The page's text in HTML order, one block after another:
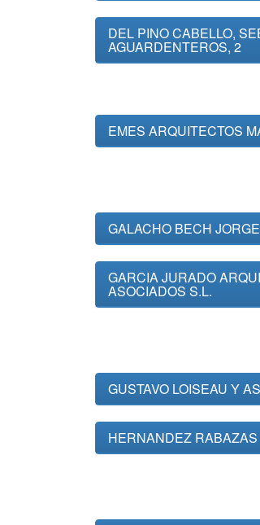
DEL PINO CABELLO,
AGUARDENTEROS, 2
EMES ARQUITECTOS
GALACHO BECH JORGE
GARCIA JURADO
ASOCIADOS S.L.
GUSTAVO LOISEAU Y
HERNANDEZ